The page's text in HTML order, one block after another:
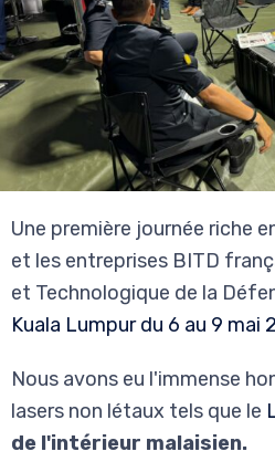
Une première journée riche
et les entreprises BITD
et Technologique de la
Kuala Lumpur du 6 au 9 mai
Nous avons eu l'immense
lasers non létaux tels que le
de l'intérieur malaisien.